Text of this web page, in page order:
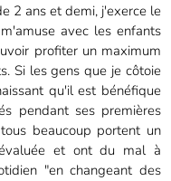
2 ans et demi, j'exerce le
avec les enfants
profiter un maximum
Si les gens que je côtoie
qu'il est bénéfique
pendant ses premières
beaucoup portent un
et ont du mal à
"en changeant des